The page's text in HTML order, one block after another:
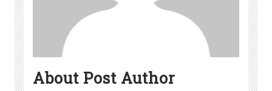
About Post Author